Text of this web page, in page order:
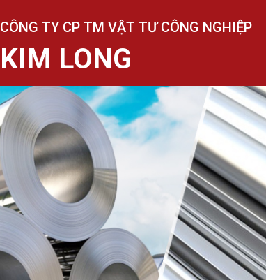
CÔNG TY CP TM VẬT TƯ CÔNG NGHIỆP
KIM LONG